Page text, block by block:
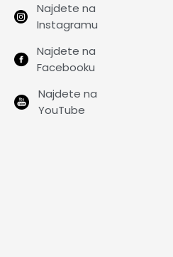
Najdete na
Instagramu
Najdete na
Facebooku
Najdete na
YouTube